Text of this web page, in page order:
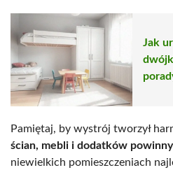
Jak
Pamiętaj, by wystrój tworzył
ścian, mebli i dodatków
niewielkich pomieszczeniach